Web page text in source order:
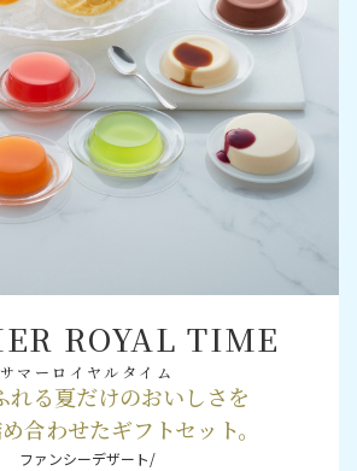
ROYAL TIME
サマーロイヤルタイム
れる夏だけのおいしさを
合わせたギフトセット。
ファンシーデザート/